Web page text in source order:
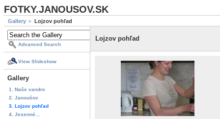
FOTKY.JANOUSOV.SK
Gallery Lojzov pohľad
Advanced Search
View Slideshow
Gallery
1. Naše vandre
2. Janoušov
3. Lojzov pohľad
4. Jesenné...
Lojzov pohľad